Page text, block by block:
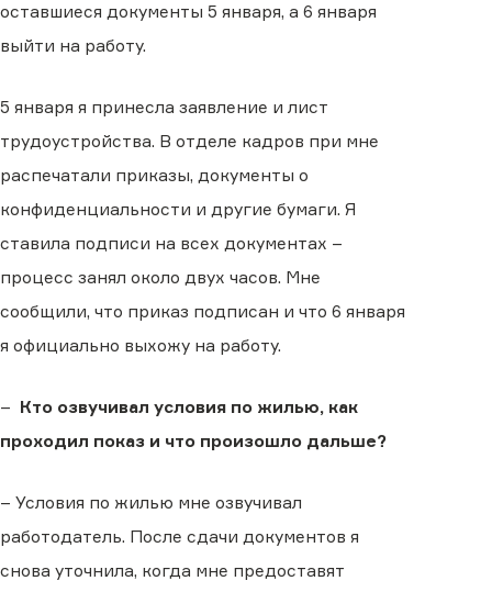
оставшиеся документы 5 января, а 6 января
выйти на работу.
5 января я принесла заявление и лист
трудоустройства. В отделе кадров при мне
распечатали приказы, документы о
конфиденциальности и другие бумаги. Я
ставила подписи на всех документах –
процесс занял около двух часов. Мне
сообщили, что приказ подписан и что 6 января
я официально выхожу на работу.
– Кто озвучивал условия по жилью, как
проходил показ и что произошло дальше?
– Условия по жилью мне озвучивал
работодатель. После сдачи документов я
снова уточнила, когда мне предоставят